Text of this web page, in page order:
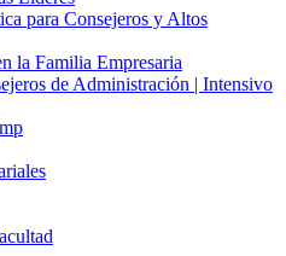
para Consejeros y Altos
la Familia Empresaria
de Administración | Intensivo